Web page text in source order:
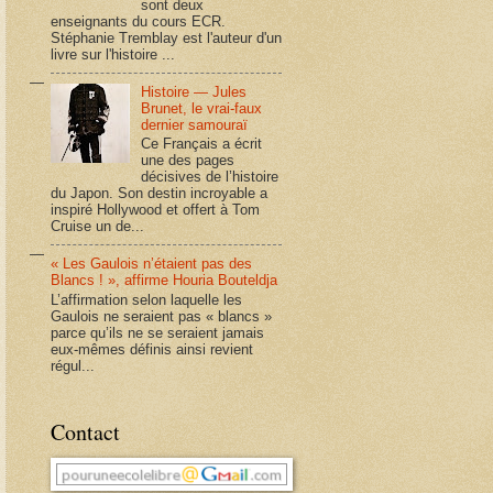
sont deux
enseignants du cours ECR.
Stéphanie Tremblay est l'auteur d'un
livre sur l'histoire ...
Histoire — Jules
Brunet, le vrai-faux
dernier samouraï
Ce Français a écrit
une des pages
décisives de l’histoire
du Japon. Son destin incroyable a
inspiré Hollywood et offert à Tom
Cruise un de...
« Les Gaulois n’étaient pas des
Blancs ! », affirme Houria Bouteldja
L’affirmation selon laquelle les
Gaulois ne seraient pas « blancs »
parce qu’ils ne se seraient jamais
eux-mêmes définis ainsi revient
régul...
Contact